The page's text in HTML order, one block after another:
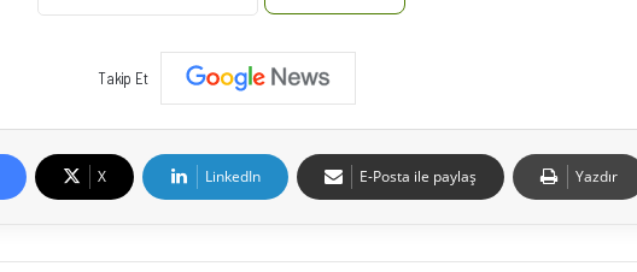
Takip Et
X LinkedIn E-Posta ile paylaş Yazdır